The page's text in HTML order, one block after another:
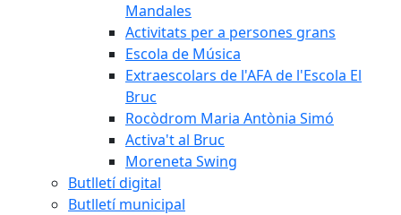
Mandales
Activitats per a persones grans
Escola de Música
Extraescolars de l'AFA de l'Escola El
Bruc
Rocòdrom Maria Antònia Simó
Activa't al Bruc
Moreneta Swing
Butlletí digital
Butlletí municipal